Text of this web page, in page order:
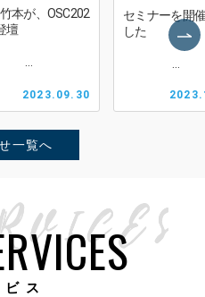
本が、OSC202
壇
2023.09.30
セミナーを開
した
一覧へ
ビス